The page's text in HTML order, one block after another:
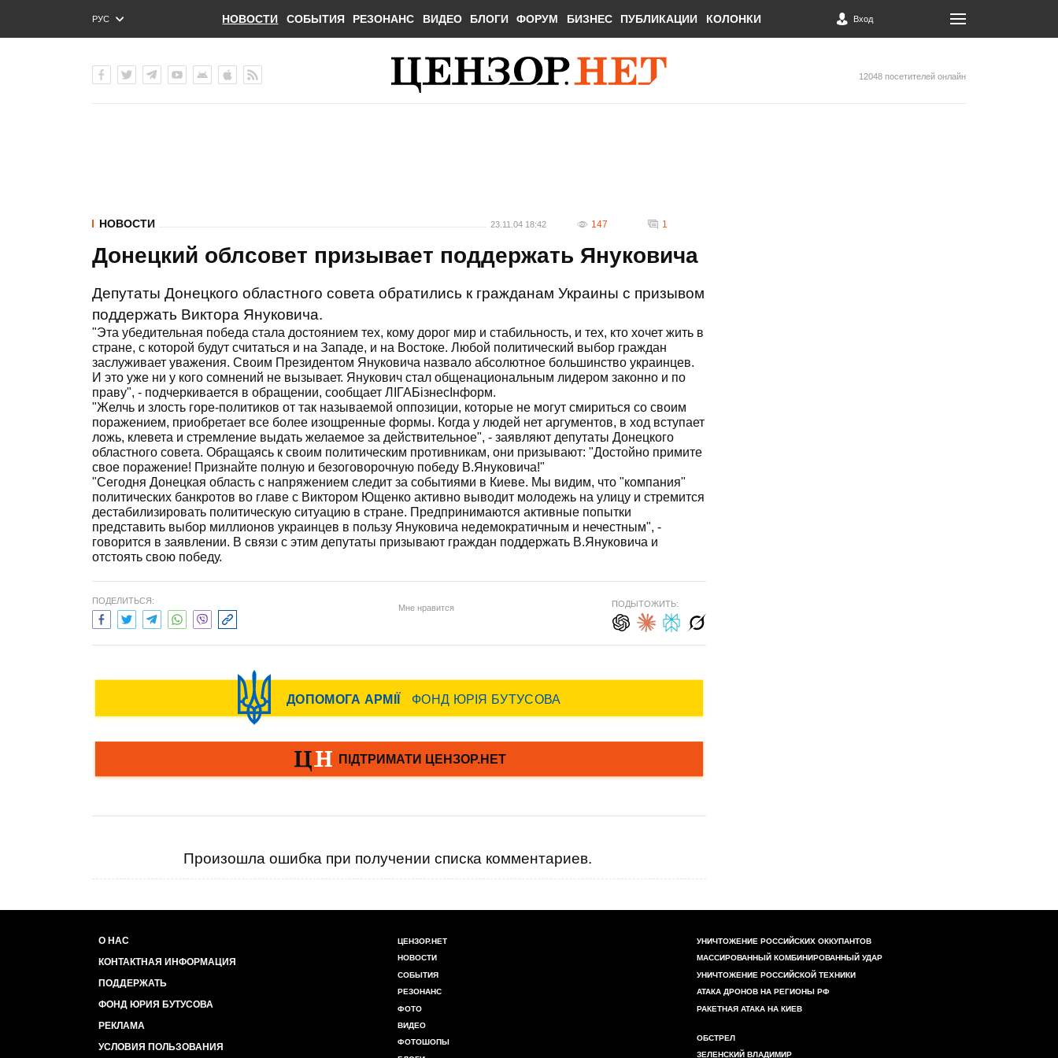
РУС
ENG
НОВОСТИ СОБЫТИЯ РЕЗОНАНС ВИДЕО БЛОГИ ФОРУМ БИЗНЕС ПУБЛИКАЦИИ КОЛОНКИ Вход
12048 посетителей онлайн
НОВОСТИ 23.11.04 18:42 147 1
Донецкий облсовет призывает поддержать Януковича
Депутаты Донецкого областного совета обратились к гражданам Украины с призывом
поддержать Виктора Януковича.
"Эта убедительная победа стала достоянием тех, кому дорог мир и стабильность, и тех, кто хочет жить в
стране, с которой будут считаться и на Западе, и на Востоке. Любой политический выбор граждан
заслуживает уважения. Своим Президентом Януковича назвало абсолютное большинство украинцев.
И это уже ни у кого сомнений не вызывает. Янукович стал общенациональным лидером законно и по
праву", - подчеркивается в обращении, сообщает ЛІГАБізнесІнформ.
"Желчь и злость горе-политиков от так называемой оппозиции, которые не могут смириться со своим
поражением, приобретает все более изощренные формы. Когда у людей нет аргументов, в ход вступает
ложь, клевета и стремление выдать желаемое за действительное", - заявляют депутаты Донецкого
областного совета. Обращаясь к своим политическим противникам, они призывают: "Достойно примите
свое поражение! Признайте полную и безоговорочную победу В.Януковича!"
"Сегодня Донецкая область с напряжением следит за событиями в Киеве. Мы видим, что "компания"
политических банкротов во главе с Виктором Ющенко активно выводит молодежь на улицу и стремится
дестабилизировать политическую ситуацию в стране. Предпринимаются активные попытки
представить выбор миллионов украинцев в пользу Януковича недемократичным и нечестным", -
говорится в заявлении. В связи с этим депутаты призывают граждан поддержать В.Януковича и
отстоять свою победу.
ПОДЕЛИТЬСЯ:
Мне нравится ПОДЫТОЖИТЬ:
Произошла ошибка при получении списка комментариев.
О НАС
КОНТАКТНАЯ ИНФОРМАЦИЯ
ПОДДЕРЖАТЬ
ФОНД ЮРИЯ БУТУСОВА
РЕКЛАМА
УСЛОВИЯ ПОЛЬЗОВАНИЯ
ЦЕНЗОР.НЕТ
НОВОСТИ
СОБЫТИЯ
РЕЗОНАНС
ФОТО
ВИДЕО
ФОТОШОПЫ
УНИЧТОЖЕНИЕ РОССИЙСКИХ ОККУПАНТОВ
МАССИРОВАННЫЙ КОМБИНИРОВАННЫЙ УДАР
УНИЧТОЖЕНИЕ РОССИЙСКОЙ ТЕХНИКИ
АТАКА ДРОНОВ НА РЕГИОНЫ РФ
РАКЕТНАЯ АТАКА НА КИЕВ
ОБСТРЕЛ
ЗЕЛЕНСКИЙ ВЛАДИМИР